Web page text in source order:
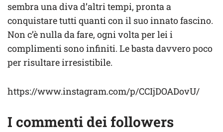
sembra una diva d’altri tempi, pronta a
conquistare tutti quanti con il suo innato fascino.
Non c’è nulla da fare, ogni volta per lei i
complimenti sono infiniti. Le basta davvero poco
per risultare irresistibile.
https://www.instagram.com/p/CCIjDOADovU/
I commenti dei followers